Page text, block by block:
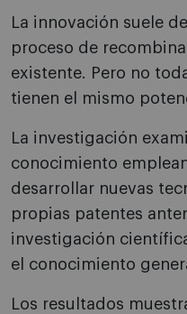
La innovación suele
proceso de
existente. Pero no
tienen el mismo
La investigación
conocimiento
desarrollar nuevas
propias patentes
investigación
el conocimiento
Los resultados